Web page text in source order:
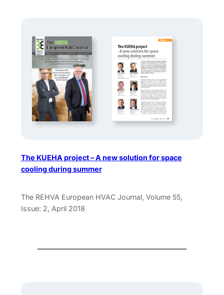
The KUEHA project – A new solution for space
cooling during summer
The REHVA European HVAC Journal, Volume 55,
Issue: 2, April 2018